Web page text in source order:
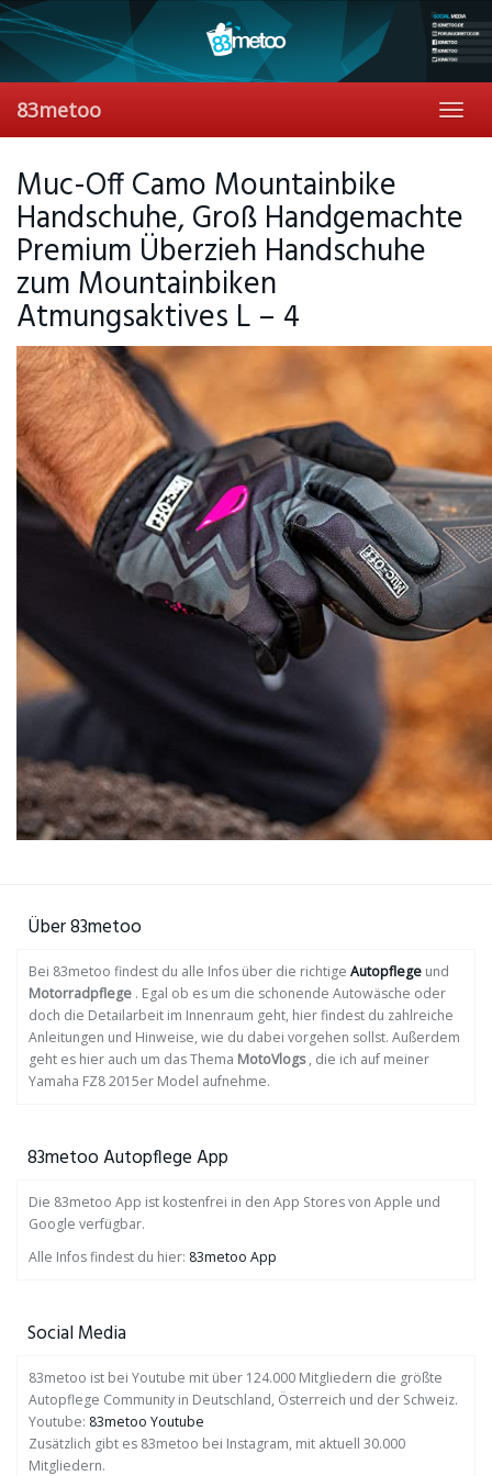
Skip
to
content
83metoo
Muc-Off Camo Mountainbike
Handschuhe, Groß Handgemachte
Premium Überzieh Handschuhe
zum Mountainbiken
Atmungsaktives L – 4
Über 83metoo
Bei 83metoo findest du alle Infos über die richtige Autopflege und
Motorradpflege . Egal ob es um die schonende Autowäsche oder
doch die Detailarbeit im Innenraum geht, hier findest du zahlreiche
Anleitungen und Hinweise, wie du dabei vorgehen sollst. Außerdem
geht es hier auch um das Thema MotoVlogs, die ich auf meiner
Yamaha FZ8 2015er Model aufnehme.
83metoo Autopflege App
Die 83metoo App ist kostenfrei in den App Stores von Apple und
Google verfügbar.
Alle Infos findest du hier: 83metoo App
Social Media
83metoo ist bei Youtube mit über 124.000 Mitgliedern die größte
Autopflege Community in Deutschland, Österreich und der Schweiz.
Youtube: 83metoo Youtube
Zusätzlich gibt es 83metoo bei Instagram, mit aktuell 30.000
Mitgliedern.